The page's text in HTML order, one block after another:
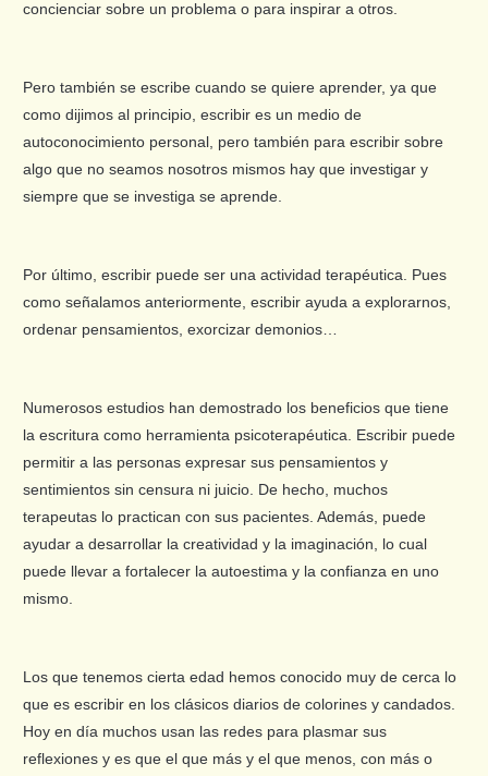
concienciar sobre un problema o para inspirar a otros.
Pero también se escribe cuando se quiere aprender, ya que
como dijimos al principio, escribir es un medio de
autoconocimiento personal, pero también para escribir sobre
algo que no seamos nosotros mismos hay que investigar y
siempre que se investiga se aprende.
Por último, escribir puede ser una actividad terapéutica. Pues
como señalamos anteriormente, escribir ayuda a explorarnos,
ordenar pensamientos, exorcizar demonios…
Numerosos estudios han demostrado los beneficios que tiene
la escritura como herramienta psicoterapéutica. Escribir puede
permitir a las personas expresar sus pensamientos y
sentimientos sin censura ni juicio. De hecho, muchos
terapeutas lo practican con sus pacientes. Además, puede
ayudar a desarrollar la creatividad y la imaginación, lo cual
puede llevar a fortalecer la autoestima y la confianza en uno
mismo.
Los que tenemos cierta edad hemos conocido muy de cerca lo
que es escribir en los clásicos diarios de colorines y candados.
Hoy en día muchos usan las redes para plasmar sus
reflexiones y es que el que más y el que menos, con más o